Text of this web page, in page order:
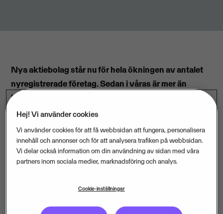
Nya aktiebolag står nu för hela ökningen av antalet
nyregistrerade företag. Sedan i våras är mer än
hälften av alla nya företag aktiebolag, medan den
tidigare så populära enskilda näringsformen står still.
Det visar Vismas sammanställning av färsk statistik
från Bolagsverket.
Under oktober månad ökade nyföretagandet i hela
Hej! Vi använder cookies
Vi använder cookies för att få webbsidan att fungera, personalisera
innehåll och annonser och för att analysera trafiken på webbsidan.
Vi delar också information om din användning av sidan med våra
partners inom sociala medier, marknadsföring och analys.
Cookie-inställningar